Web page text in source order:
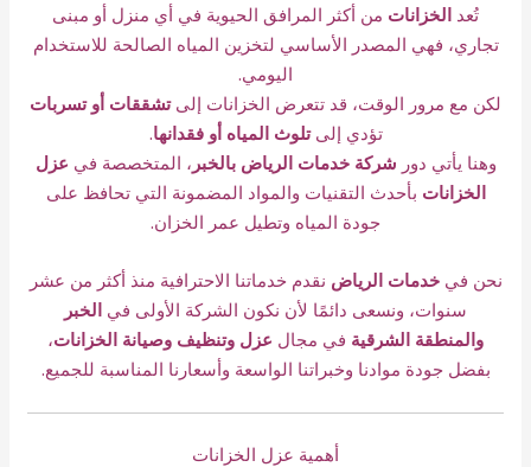
تُعد الخزانات من أكثر المرافق الحيوية في أي منزل أو مبنى
تجاري، فهي المصدر الأساسي لتخزين المياه الصالحة للاستخدام
اليومي.
لكن مع مرور الوقت، قد تتعرض الخزانات إلىتشققات أو تسربات
تؤدي إلىتلوث المياه أو فقدانها.
وهنا يأتي دور شركة خدمات الرياض بالخبر ، المتخصصة في عزل
الخزانات بأحدث التقنيات والمواد المضمونة التي تحافظ على
جودة المياه وتطيل عمر الخزان.
نحن فيخدمات الرياض نقدم خدماتنا الاحترافية منذ أكثر من عشر
سنوات، ونسعى دائمًا لأن نكون الشركة الأولى في الخبر
والمنطقة الشرقية في مجال عزل وتنظيف وصيانة الخزانات،
بفضل جودة موادنا وخبراتنا الواسعة وأسعارنا المناسبة للجميع.
أهمية عزل الخزانات